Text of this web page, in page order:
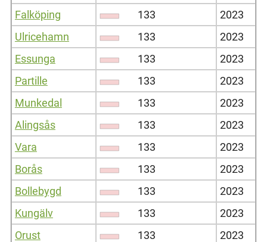
Falköping
133
2023
Ulricehamn
133
2023
Essunga
133
2023
Partille
133
2023
Munkedal
133
2023
Alingsås
133
2023
Vara
133
2023
Borås
133
2023
Bollebygd
133
2023
Kungälv
133
2023
Orust
133
2023